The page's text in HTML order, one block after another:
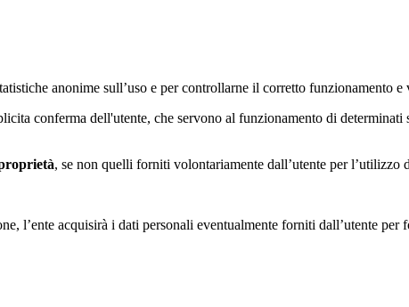
anonime sull’uso e per controllarne il corretto funzionamento e
conferma dell'utente, che servono al funzionamento di
, se non quelli forniti volontariamente dall’utente per
l’ente acquisirà i dati personali eventualmente forniti dall’utente